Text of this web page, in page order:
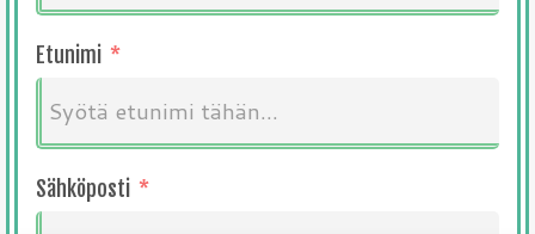
Etunimi
Sähköposti